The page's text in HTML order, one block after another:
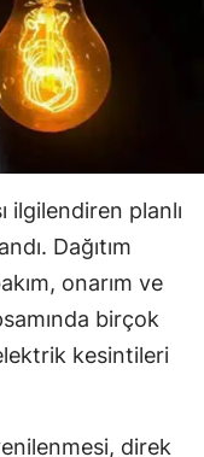
ilgilendiren planlı
Dağıtım
onarım ve
birçok
kesintileri
direk